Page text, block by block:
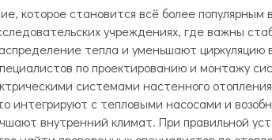
которое становится всё более
учреждениях, где важны
тепла и уменьшают циркуляцию
по проектированию и монтажу
системами настенного
интегрируют с тепловыми насосами и
внутренний климат. При правильной